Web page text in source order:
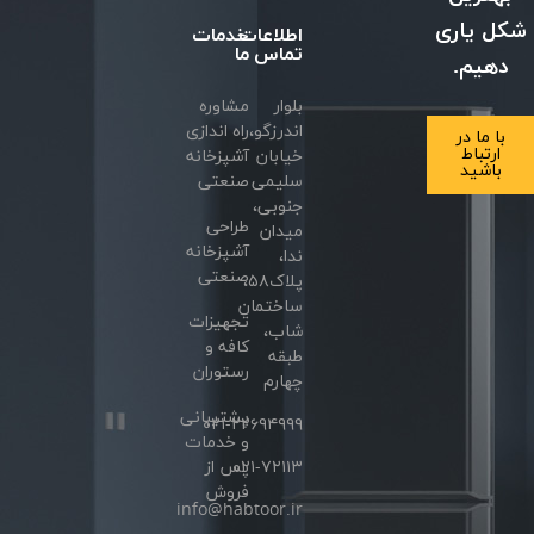
یاری
ما در
ارتباط
باشید
اطلاعات
تماس
بلوار
اندرزگو،
خیابان
سلیمی
جنوبی،
میدان
پلاک۵۸،
ساختمان
شاب،
طبقه
چهارم
۰۲۱-۲۲۶۹۴۹۹۹
۰۲۱-۷۲۱۱۳
info@habtoor.ir
خدمات
ما
مشاوره
راه اندازی
آشپزخانه
صنعتی
طراحی
آشپزخانه
صنعتی
تجهیزات
کافه و
رستوران
پشتیبانی
و خدمات
پس از
فروش